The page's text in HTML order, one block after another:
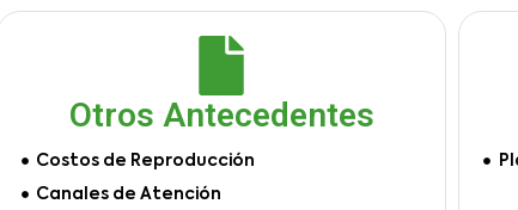
Otros Antecedentes
Costos de Reproducción
Canales de Atención